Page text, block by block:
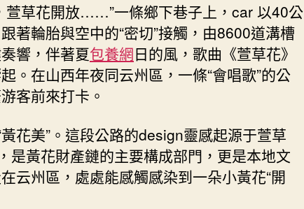
⑭
|
年
夜
同
區：
“查
包
養
萱草花開放……”一條鄉下巷子上，car 以40公
著輪胎與空中的“密切”接觸，由8600道溝槽
響，伴著夏包養網日的風，歌曲《萱草花》
。在山西年夜同云州區，一條“會唱歌”的公
客前來打卡。
黃花美”。這段公路的design靈感起源于萱草
是黃花財產鏈的主要構成部門，更是本地文
云州區，處處能感觸感染到一朵小黃花“開